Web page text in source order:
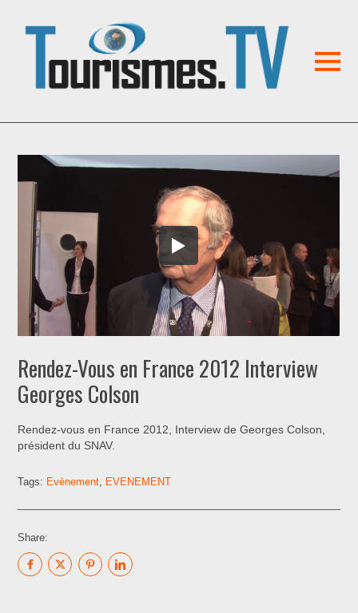
Rendez-Vous en France 2012 Interview
Georges Colson
Rendez-vous en France 2012, Interview de Georges Colson,
président du SNAV.
Tags: Evènement EVENEMENT
Share: